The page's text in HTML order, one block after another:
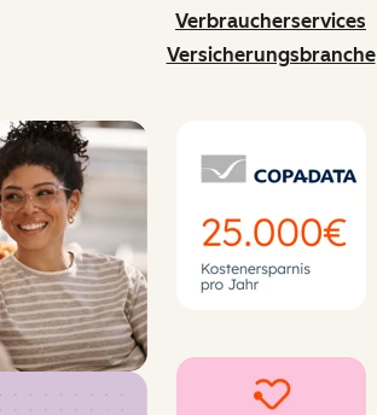
Verbraucherservices
Versicherungsbranche